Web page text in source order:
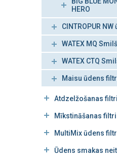
HERO
CINTROPUR
WATEX MQ
WATEX CTQ
Maisu ūdens
Atdzelžošanas filtri
Mīkstināšanas filtri
MultiMix ūdens
Ūdens smakas